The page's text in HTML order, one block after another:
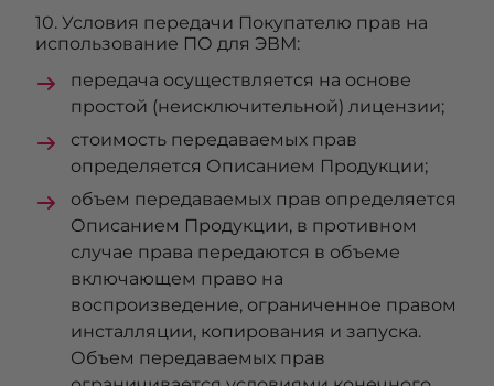
10. Условия передачи Покупателю прав на
использование ПО для ЭВМ:
передача осуществляется на основе
простой (неисключительной) лицензии;
стоимость передаваемых прав
определяется Описанием Продукции;
объем передаваемых прав определяется
Описанием Продукции, в противном
случае права передаются в объеме
включающем право на
воспроизведение, ограниченное правом
инсталляции, копирования и запуска.
Объем передаваемых прав